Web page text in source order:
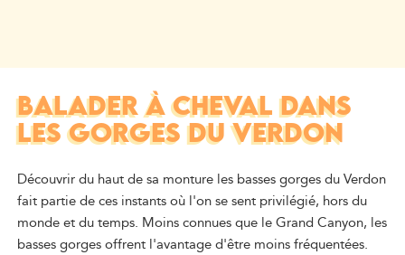
BALADER À CHEVAL DANS
LES GORGES DU VERDON
Découvrir du haut de sa monture les basses gorges du Verdon
fait partie de ces instants où l'on se sent privilégié, hors du
monde et du temps. Moins connues que le Grand Canyon, les
basses gorges offrent l'avantage d'être moins fréquentées.